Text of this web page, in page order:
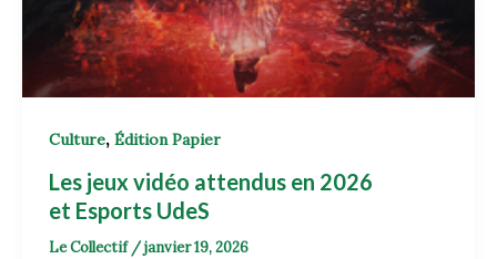
Culture, Édition Papier
Les jeux vidéo attendus en 2026
et Esports UdeS
Le Collectif/janvier 19, 2026